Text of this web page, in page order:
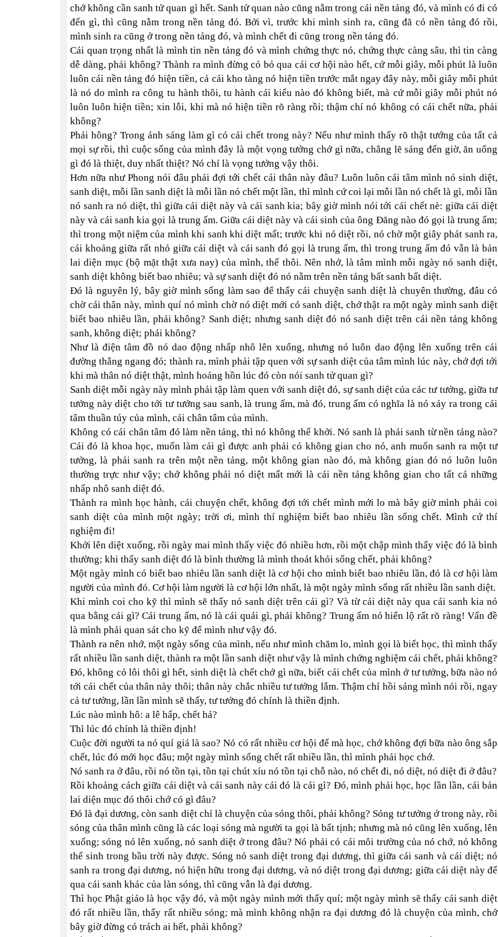
chớ không cần sanh tử quan gì hết. Sanh tử quan nào cũng nằm trong cái nền tảng đó, và mình có đi có
đến gì, thì cũng nằm trong nền tảng đó. Bởi vì, trước khi mình sinh ra, cũng đã có nền tảng đó rồi,
mình sinh ra cũng ở trong nền tảng đó, và mình chết đi cũng trong nền tảng đó.
Cái quan trọng nhất là mình tin nền tảng đó và mình chứng thực nó, chứng thực càng sâu, thì tin càng
dễ dàng, phải không? Thành ra mình đừng có bỏ qua cái cơ hội nào hết, cứ mỗi giây, mỗi phút là luôn
luôn cái nền tảng đó hiện tiền, cả cái kho tàng nó hiện tiền trước mắt ngay đây này, mỗi giây mỗi phút
là nó do mình ra công tu hành thôi, tu hành cái kiểu nào đó không biết, mà cứ mỗi giây mỗi phút nó
luôn luôn hiện tiền; xin lỗi, khi mà nó hiện tiền rõ ràng rồi; thậm chí nó không có cái chết nữa, phải
không?
Phải hông? Trong ánh sáng làm gì có cái chết trong này? Nếu như mình thấy rõ thật tướng của tất cả
mọi sự rồi, thì cuộc sống của mình đây là một vọng tưởng chớ gì nữa, chẳng lẽ sáng đến giờ, ăn uống
gì đó là thiệt, duy nhất thiệt? Nó chỉ là vọng tưởng vậy thôi.
Hơn nữa như Phong nói đâu phải đợi tới chết cái thân này đâu? Luôn luôn cái tâm mình nó sinh diệt,
sanh diệt, mỗi lần sanh diệt là mỗi lần nó chết một lần, thì mình cứ coi lại mỗi lần nó chết là gì, mỗi lần
nó sanh ra nó diệt, thì giữa cái diệt này và cái sanh kia; bây giờ mình nói tới cái chết nè: giữa cái diệt
này và cái sanh kia gọi là trung ấm. Giữa cái diệt này và cái sinh của ông Đăng nào đó gọi là trung ấm;
thì trong một niệm của mình khi sanh khi diệt mất; trước khi nó diệt rồi, nó chờ một giây phát sanh ra,
cái khoảng giữa rất nhỏ giữa cái diệt và cái sanh đó gọi là trung ấm, thì trong trung ấm đó vẫn là bản
lai diện mục (bộ mặt thật xưa nay) của mình, thế thôi. Nên nhớ, là tâm mình mỗi ngày nó sanh diệt,
sanh diệt không biết bao nhiêu; và sự sanh diệt đó nó nằm trên nền tảng bất sanh bất diệt.
Đó là nguyên lý, bây giờ mình sống làm sao để thấy cái chuyện sanh diệt là chuyên thường, đâu có
chờ cái thân này, mình quí nó mình chờ nó diệt mới có sanh diệt, chớ thật ra một ngày mình sanh diệt
biết bao nhiêu lần, phải không? Sanh diệt; nhưng sanh diệt đó nó sanh diệt trên cái nền tảng không
sanh, không diệt; phải không?
Như là điện tâm đồ nó dao động nhấp nhô lên xuống, nhưng nó luôn dao động lên xuống trên cái
đường thẳng ngang đó; thành ra, mình phải tập quen với sự sanh diệt của tâm mình lúc này, chớ đợi tới
khi mà thân nó diệt thật, mình hoảng hồn lúc đó còn nói sanh tử quan gì?
Sanh diệt mỗi ngày này mình phải tập làm quen với sanh diệt đó, sự sanh diệt của các tư tưởng, giữa tư
tưởng này diệt cho tới tư tưởng sau sanh, là trung ấm, mà đó, trung ấm có nghĩa là nó xảy ra trong cái
tâm thuần túy của mình, cái chân tâm của mình.
Không có cái chân tâm đó làm nền tảng, thì nó không thể khởi. Nó sanh là phải sanh từ nền tảng nào?
Cái đó là khoa học, muốn làm cái gì được anh phải có không gian cho nó, anh muốn sanh ra một tư
tưởng, là phải sanh ra trên một nền tảng, một không gian nào đó, mà không gian đó nó luôn luôn
thường trực như vậy; chớ không phải nó diệt mất mới là cái nền tảng không gian cho tất cả những
nhấp nhô sanh diệt đó.
Thành ra mình học hành, cái chuyện chết, không đợi tới chết mình mới lo mà bây giờ mình phải coi
sanh diệt của mình một ngày; trời ơi, mình thí nghiệm biết bao nhiêu lần sống chết. Mình cứ thí
nghiệm đi!
Khởi lên diệt xuống, rồi ngày mai mình thấy việc đó nhiều hơn, rồi một chập mình thấy việc đó là bình
thường; khi thấy sanh diệt đó là bình thường là mình thoát khỏi sống chết, phải không?
Một ngày mình có biết bao nhiêu lần sanh diệt là cơ hội cho mình biết bao nhiêu lần, đó là cơ hội làm
người của mình đó. Cơ hội làm người là cơ hội lớn nhất, là một ngày mình sống rất nhiều lần sanh diệt.
Khi mình coi cho kỹ thì mình sẽ thấy nó sanh diệt trên cái gì? Và từ cái diệt này qua cái sanh kia nó
qua bằng cái gì? Cái trung ấm, nó là cái quái gì, phải không? Trung ấm nó hiển lộ rất rõ ràng! Vấn đề
là mình phải quan sát cho kỹ để mình như vậy đó.
Thành ra nên nhớ, một ngày sống của mình, nếu như mình chăm lo, mình gọi là biết học, thì mình thấy
rất nhiều lần sanh diệt, thành ra một lần sanh diệt như vậy là mình chứng nghiệm cái chết, phải không?
Đó, không có lôi thôi gì hết, sinh diệt là chết chớ gì nữa, biết cái chết của mình ở tư tưởng, bữa nào nó
tới cái chết của thân này thôi; thân này chắc nhiều tư tưởng lắm. Thậm chí hồi sáng mình nói rồi, ngay
cả tư tưởng, lần lần mình sẽ thấy, tư tưởng đó chính là thiền định.
Lúc nào mình hô: a lê hấp, chết hả?
Thì lúc đó chính là thiền định!
Cuộc đời người ta nó quí giá là sao? Nó có rất nhiều cơ hội để mà học, chớ không đợi bữa nào ông sắp
chết, lúc đó mới học đâu; một ngày mình sống chết rất nhiều lần, thì mình phải học chớ.
Nó sanh ra ở đâu, rồi nó tồn tại, tồn tại chút xíu nó tồn tại chỗ nào, nó chết đi, nó diệt, nó diệt đi ở đâu?
Rồi khoảng cách giữa cái diệt và cái sanh này cái đó là cái gì? Đó, mình phải học, học lần lần, cái bản
lai diện mục đó thôi chớ có gì đâu?
Đó là đại dương, còn sanh diệt chỉ là chuyện của sóng thôi, phải không? Sóng tư tưởng ở trong này, rồi
sóng của thân mình cũng là các loại sóng mà người ta gọi là bất tịnh; nhưng mà nó cũng lên xuống, lên
xuống; sóng nó lên xuống, nó sanh diệt ở trong đâu? Nó phải có cái môi trường của nó chớ, nó không
thể sinh trong bầu trời này được. Sóng nó sanh diệt trong đại dương, thì giữa cái sanh và cái diệt; nó
sanh ra trong đại dương, nó hiện hữu trong đại dương, và nó diệt trong đại dương; giữa cái diệt này để
qua cái sanh khác của làn sóng, thì cũng vẫn là đại dương.
Thì học Phật giáo là học vậy đó, và một ngày mình mới thấy quí; một ngày mình sẽ thấy cái sanh diệt
đó rất nhiều lần, thấy rất nhiều sóng; mà mình không nhận ra đại dương đó là chuyện của mình, chớ
bây giờ đừng có trách ai hết, phải không?